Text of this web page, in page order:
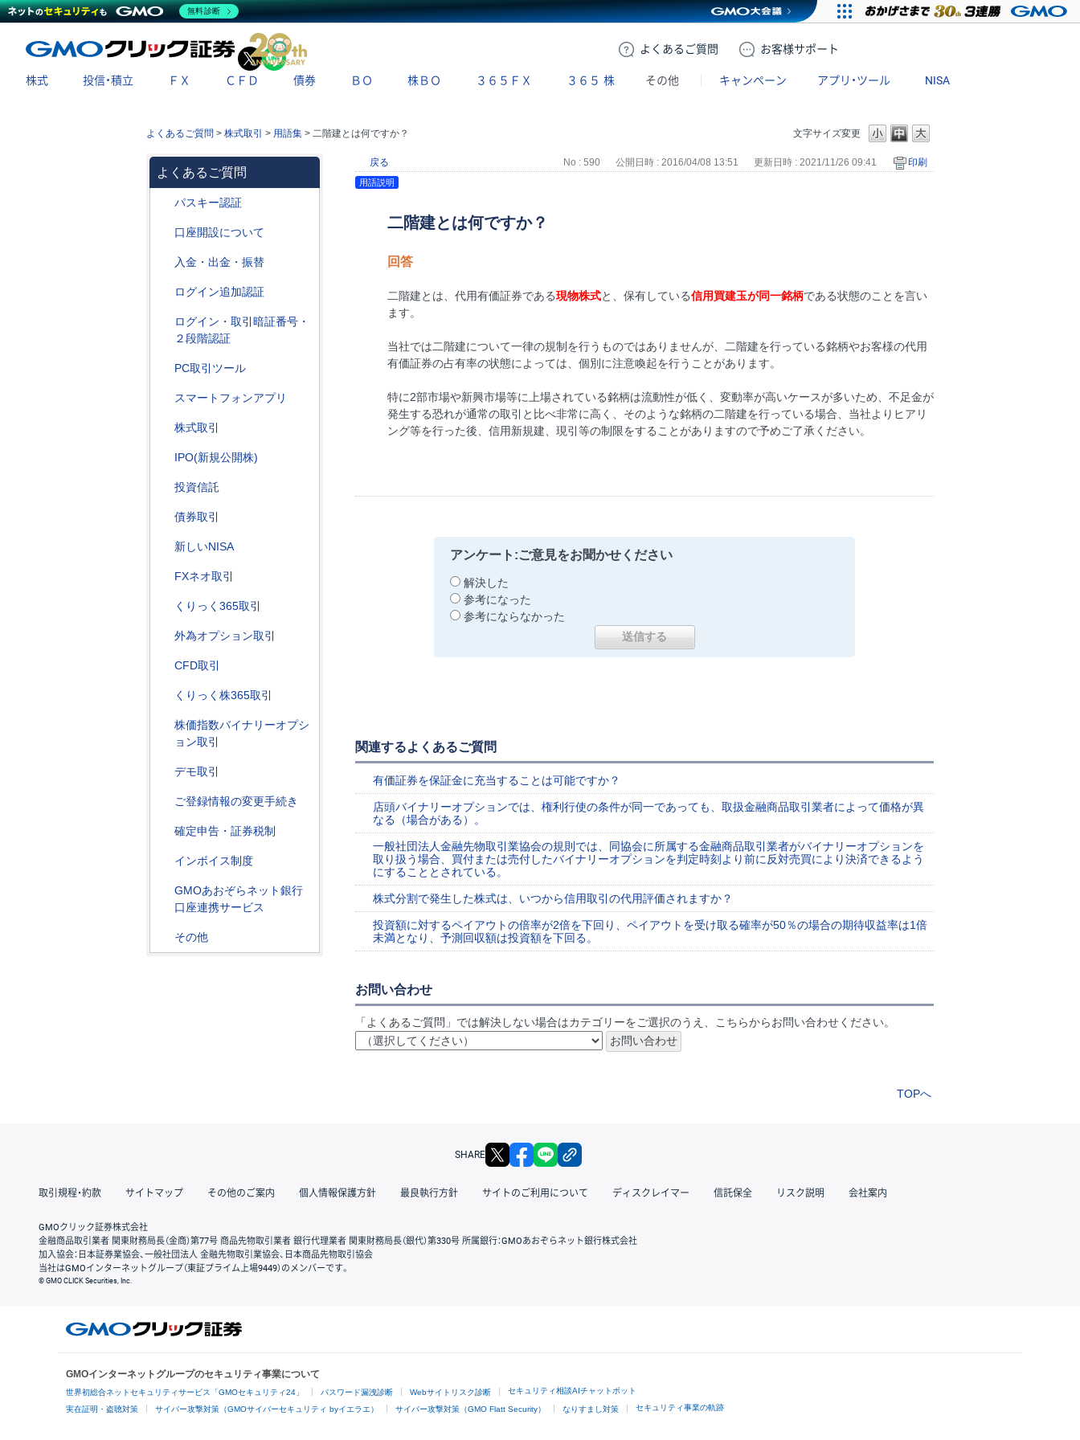
よくある ご質問 お客様サポート
X
株式 投信・積立 ＦＸ ＣＦＤ 債券 ＢＯ 株ＢＯ ３６５ＦＸ ３６５ 株 その他 キャンペーン アプリ・ツール NISA
文字サイズ変更
よくあるご質問 > 株式取引 > 用語集 > 二階建とは何ですか？
よくあるご質問
パスキー認証
口座開設について
入金・出金・振替
ログイン追加認証
ログイン・取引暗証番号・
２段階認証
PC取引ツール
スマートフォンアプリ
株式取引
IPO(新規公開株)
投資信託
債券取引
新しいNISA
FXネオ取引
くりっく365取引
外為オプション取引
CFD取引
くりっく株365取引
株価指数バイナリーオプシ
ョン取引
デモ取引
ご登録情報の変更手続き
確定申告・証券税制
インボイス制度
GMOあおぞらネット銀行
口座連携サービス
その他
戻る No : 590 公開日時 : 2016/04/08 13:51 更新日時 : 2021/11/26 09:41 印刷
用語説明
二階建とは何ですか？
回答
二階建とは、代用有価証券である現物株式と、保有している信用買建玉が同一銘柄である状態のことを言い
ます。
当社では二階建について一律の規制を行うものではありませんが、二階建を行っている銘柄やお客様の代用
有価証券の占有率の状態によっては、個別に注意喚起を行うことがあります。
特に2部市場や新興市場等に上場されている銘柄は流動性が低く、変動率が高いケースが多いため、不足金が
発生する恐れが通常の取引と比べ非常に高く、そのような銘柄の二階建を行っている場合、当社よりヒアリ
ング等を行った後、信用新規建、現引等の制限をすることがありますので予めご了承ください。
アンケート:ご意見をお聞かせください
解決した
参考になった
参考にならなかった
関連するよくあるご質問
有価証券を保証金に充当することは可能ですか？
店頭バイナリーオプションでは、権利行使の条件が同一であっても、取扱金融商品取引業者によって価格が異
なる（場合がある）。
一般社団法人金融先物取引業協会の規則では、同協会に所属する金融商品取引業者がバイナリーオプションを
取り扱う場合、買付または売付したバイナリーオプションを判定時刻より前に反対売買により決済できるよう
にすることとされている。
株式分割で発生した株式は、いつから信用取引の代用評価されますか？
投資額に対するペイアウトの倍率が2倍を下回り、ペイアウトを受け取る確率が50％の場合の期待収益率は1倍
未満となり、予測回収額は投資額を下回る。
お問い合わせ
「よくあるご質問」では解決しない場合はカテゴリーをご選択のうえ、こちらからお問い合わせください。
TOPへ
SHARE X facebook
取引規程・約款 サイトマップ その他のご案内 個人情報保護方針 最良執行方針 サイトのご利用について ディスクレイマー 信託保全 リスク説明 会社案内
GMOクリック証券株式会社
金融商品取引業者 関東財務局長（金商）第77号 商品先物取引業者 銀行代理業者 関東財務局長（銀代）第330号 所属銀行：GMOあおぞらネット銀行株式会社
加入協会：日本証券業協会、一般社団法人 金融先物取引業協会、日本商品先物取引協会
当社はGMOインターネットグループ（東証プライム上場9449）のメンバーです。
© GMO CLICK Securities, Inc.
GMOインターネットグループのセキュリティ事業について
世界初総合ネットセキュリティサービス「GMOセキュリティ24」 パスワード漏洩診断 Webサイトリスク診断 セキュリティ相談AIチャットボット
実在証明・盗聴対策 サイバー攻撃対策（GMOサイバーセキュリティ byイエラエ） サイバー攻撃対策（GMO Flatt Security） なりすまし対策 セキュリティ事業の軌跡
無料診断